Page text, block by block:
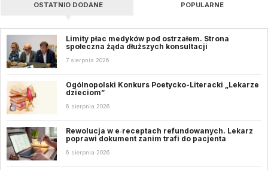
OSTATNIO DODANE POPULARNE
Limity płac medyków pod ostrzałem. Strona
społeczna żąda dłuższych konsultacji
7 sierpnia 2026
Ogólnopolski Konkurs Poetycko-Literacki „Lekarze
dzieciom”
6 sierpnia 2026
Rewolucja w e‑receptach refundowanych. Lekarz
poprawi dokument zanim trafi do pacjenta
6 sierpnia 2026